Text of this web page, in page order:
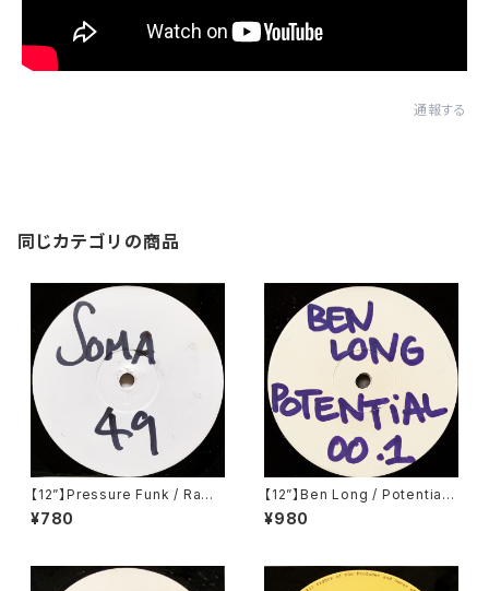
通報する
同じカテゴリの商品
【12”】Pressure Funk / Raw
Spirit (Soma Quality Recor
dings) (SOMA 49)
¥780
【12”】Ben Long / Potential
001 (Potential) (POT001)
¥980